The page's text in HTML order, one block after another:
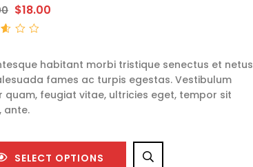
$18.00
habitant morbi tristique senectus et netus
fames ac turpis egestas. Vestibulum
quam, feugiat vitae, ultricies eget, tempor sit
ante.
SELECT OPTIONS